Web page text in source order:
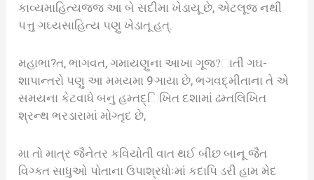
કાવ્યમાહિત્યજજ આ બે સદીમા ખેડાયૂ છે, એટલૂજ નથી
પત્તુ ગઘ્યસાહિત્ય પણુ ખેડાતૂ હત્‌.
મહાભા?ત, ભાગવત, ગમાયણુના આખા ગૂજ?ાતી ગઘ-
શાપાન્તરો પણુ આ મમયમા 9ઞાયા છે, ભગવદ્‌મીતાના તે એ
સમયના કેટવાધે બનુ હમ્તદ્િખિત દશામાં ઢમ્તલિખિત
શ્રન્થ ભરડારામાં મોગ્તૃદ છે,
મા તો માત્ર જૈનેતર કવિયોતી વાત થઈ બીછ બાનૂ જૈત
વિગ્ક્ત સાધુઓ પોતાના ઉપાશ્રધોઃમાં કદાપિ ડરી હામ મેદ